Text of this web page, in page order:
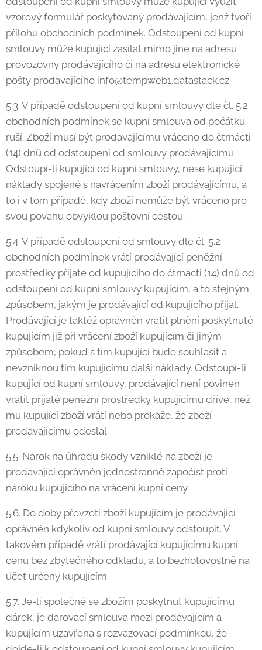
vzorový formulář poskytovaný prodávajícím, jenž tvoří
přílohu obchodních podmínek. Odstoupení od kupní
smlouvy může kupující zasílat mimo jiné na adresu
provozovny prodávajícího či na adresu elektronické
pošty prodávajícího info@tempweb1.datastack.cz.
5.3. V případě odstoupení od kupní smlouvy dle čl. 5.2
obchodních podmínek se kupní smlouva od počátku
ruší. Zboží musí být prodávajícímu vráceno do čtrnácti
(14) dnů od odstoupení od smlouvy prodávajícímu.
Odstoupí-li kupující od kupní smlouvy, nese kupující
náklady spojené s navrácením zboží prodávajícímu, a
to i v tom případě, kdy zboží nemůže být vráceno pro
svou povahu obvyklou poštovní cestou.
5.4. V případě odstoupení od smlouvy dle čl. 5.2
obchodních podmínek vrátí prodávající peněžní
prostředky přijaté od kupujícího do čtrnácti (14) dnů od
odstoupení od kupní smlouvy kupujícím, a to stejným
způsobem, jakým je prodávající od kupujícího přijal.
Prodávající je taktéž oprávněn vrátit plnění poskytnuté
kupujícím již při vrácení zboží kupujícím či jiným
způsobem, pokud s tím kupující bude souhlasit a
nevzniknou tím kupujícímu další náklady. Odstoupí-li
kupující od kupní smlouvy, prodávající není povinen
vrátit přijaté peněžní prostředky kupujícímu dříve, než
mu kupující zboží vrátí nebo prokáže, že zboží
prodávajícímu odeslal.
5.5. Nárok na úhradu škody vzniklé na zboží je
prodávající oprávněn jednostranně započíst proti
nároku kupujícího na vrácení kupní ceny.
5.6. Do doby převzetí zboží kupujícím je prodávající
oprávněn kdykoliv od kupní smlouvy odstoupit. V
takovém případě vrátí prodávající kupujícímu kupní
cenu bez zbytečného odkladu, a to bezhotovostně na
účet určený kupujícím.
5.7. Je-li společně se zbožím poskytnut kupujícímu
dárek, je darovací smlouva mezi prodávajícím a
kupujícím uzavřena s rozvazovací podmínkou, že